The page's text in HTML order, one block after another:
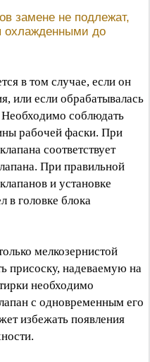
замене не подлежат,
охлажденными до
в том случае, если он
или если обрабатывалась
соблюдать
рабочей фаски. При
соответствует
При правильной
и установке
в головке блока
мелкозернистой
присоску, надеваемую на
необходимо
с одновременным его
избежать появления